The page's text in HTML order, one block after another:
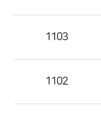
호,
1103
1102